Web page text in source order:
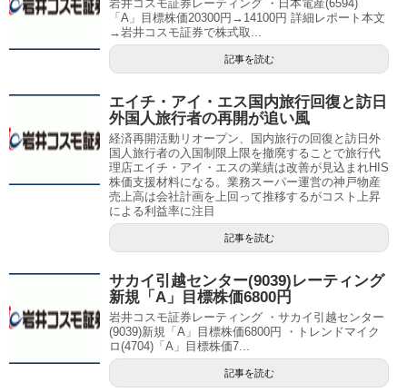
岩井コスモ証券レーティング ・日本電産(6594)
「A」目標株価20300円→14100円 詳細レポート本文
→岩井コスモ証券で株式取...
記事を読む
エイチ・アイ・エス国内旅行回復と訪日
外国人旅行者の再開が追い風
経済再開活動リオープン、国内旅行の回復と訪日外
国人旅行者の入国制限上限を撤廃することで旅行代
理店エイチ・アイ・エスの業績は改善が見込まれHIS
株価支援材料になる。業務スーパー運営の神戸物産
売上高は会社計画を上回って推移するがコスト上昇
による利益率に注目
記事を読む
サカイ引越センター(9039)レーティング
新規「A」目標株価6800円
岩井コスモ証券レーティング ・サカイ引越センター
(9039)新規「A」目標株価6800円 ・トレンドマイク
ロ(4704)「A」目標株価7...
記事を読む